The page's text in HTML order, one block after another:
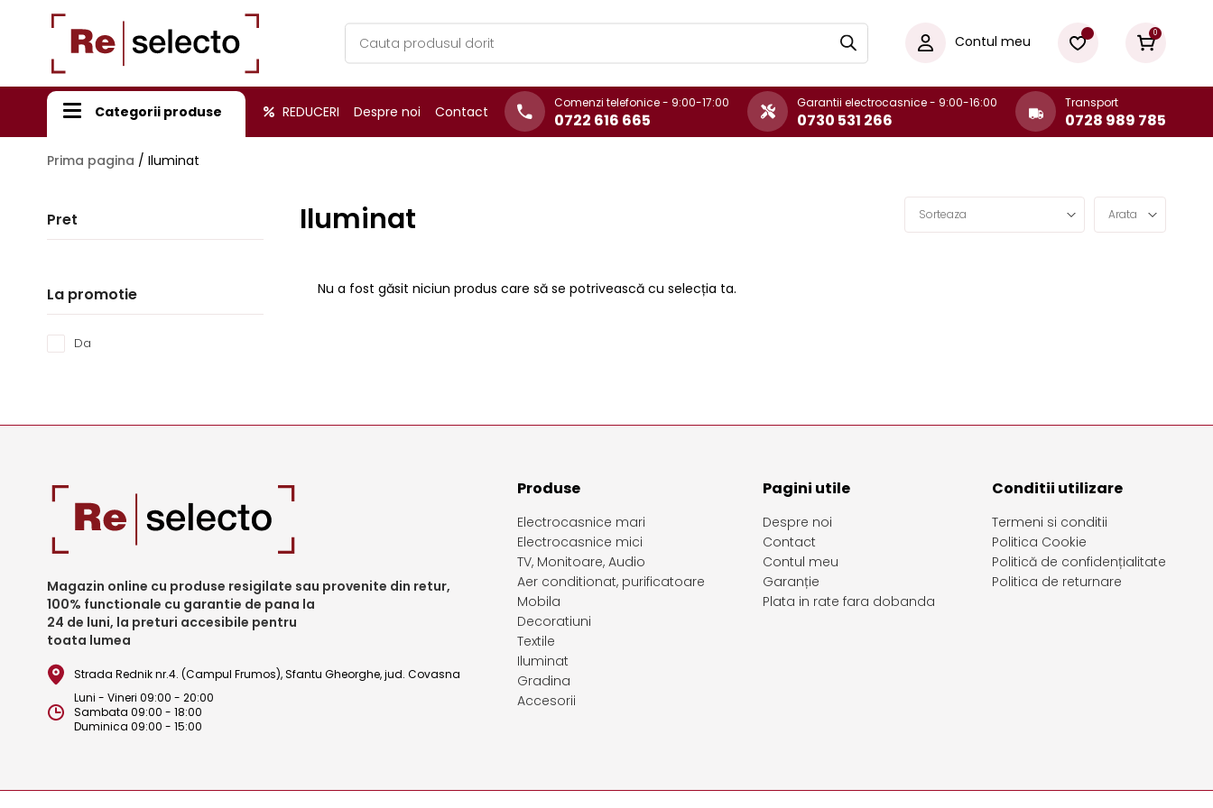
Contul meu 0
Products
search
Categorii produse REDUCERI Despre noi Contact
Comenzi telefonice - 9:00-17:00
0722 616 665
Garantii electrocasnice - 9:00-16:00
0730 531 266
Transport
0728 989 785
Prima pagina / Iluminat
Pret
La promotie
Da
Iluminat Arata
Sorteaza
Nu a fost găsit niciun produs care să se potrivească cu selecția ta.
Magazin online cu produse resigilate sau provenite din retur,
100% functionale cu garantie de pana la
24 de luni, la preturi accesibile pentru
toata lumea
Strada Rednik nr.4. (Campul Frumos), Sfantu Gheorghe, jud. Covasna
Luni - Vineri 09:00 - 20:00
Sambata 09:00 - 18:00
Duminica 09:00 - 15:00
Produse
Electrocasnice mari
Electrocasnice mici
TV, Monitoare, Audio
Aer conditionat, purificatoare
Mobila
Decoratiuni
Textile
Iluminat
Gradina
Accesorii
Pagini utile
Despre noi
Contact
Contul meu
Garanție
Plata in rate fara dobanda
Conditii utilizare
Termeni si conditii
Politica Cookie
Politică de confidențialitate
Politica de returnare